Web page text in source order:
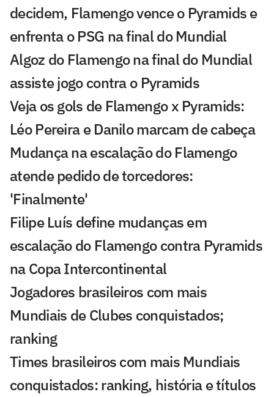
decidem, Flamengo vence o Pyramids e
enfrenta o PSG na final do Mundial
Algoz do Flamengo na final do Mundial
assiste jogo contra o Pyramids
Veja os gols de Flamengo x Pyramids:
Léo Pereira e Danilo marcam de cabeça
Mudança na escalação do Flamengo
atende pedido de torcedores:
'Finalmente'
Filipe Luís define mudanças em
escalação do Flamengo contra Pyramids
na Copa Intercontinental
Jogadores brasileiros com mais
Mundiais de Clubes conquistados;
ranking
Times brasileiros com mais Mundiais
conquistados: ranking, história e títulos